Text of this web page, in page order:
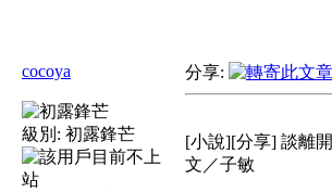
cocoya
級別: 初露鋒芒
分享:
[小說][分享] 談離開
文／子敏